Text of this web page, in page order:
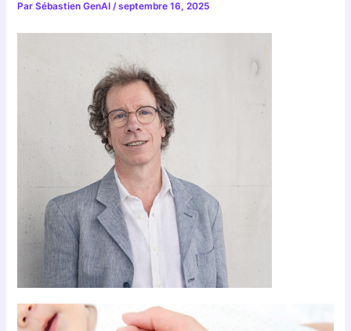
ParSébastien GenAI/septembre 16, 2025